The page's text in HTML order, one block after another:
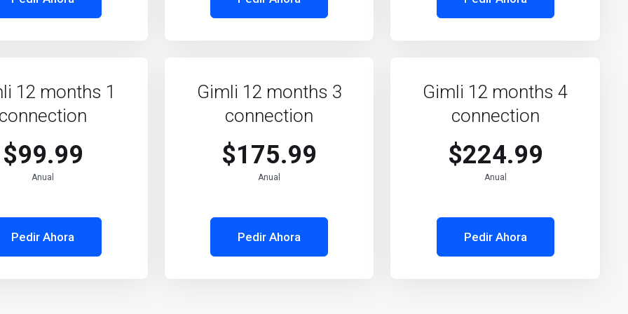
12 months 1
$99.99
Anual
Pedir Ahora
Gimli 12 months 3
connection
$175.99
Anual
Pedir Ahora
Gimli 12 months 4
connection
$224.99
Anual
Pedir Ahora